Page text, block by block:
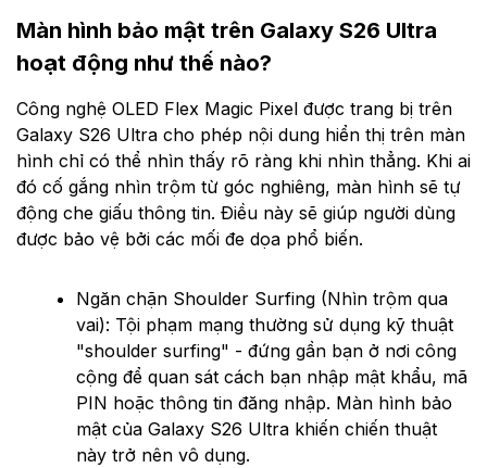
Màn hình bảo mật trên Galaxy S26 Ultra
hoạt động như thế nào?
Công nghệ OLED Flex Magic Pixel được trang bị trên
Galaxy S26 Ultra cho phép nội dung hiển thị trên màn
hình chỉ có thể nhìn thấy rõ ràng khi nhìn thẳng. Khi ai
đó cố gắng nhìn trộm từ góc nghiêng, màn hình sẽ tự
động che giấu thông tin. Điều này sẽ giúp người dùng
được bảo vệ bởi các mối đe dọa phổ biến.
Ngăn chặn Shoulder Surfing (Nhìn trộm qua
vai): Tội phạm mạng thường sử dụng kỹ thuật
"shoulder surfing" - đứng gần bạn ở nơi công
cộng để quan sát cách bạn nhập mật khẩu, mã
PIN hoặc thông tin đăng nhập. Màn hình bảo
mật của Galaxy S26 Ultra khiến chiến thuật
này trở nên vô dụng.